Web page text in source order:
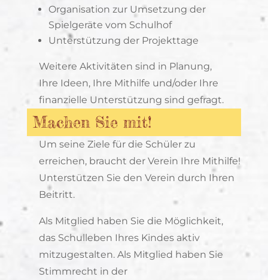
Organisation zur Umsetzung der
Spielgeräte vom Schulhof
Unterstützung der Projekttage
Weitere Aktivitäten sind in Planung,
Ihre Ideen, Ihre Mithilfe und/oder Ihre
finanzielle Unterstützung sind gefragt.
Machen Sie mit!
Um seine Ziele für die Schüler zu
erreichen, braucht der Verein Ihre Mithilfe!
Unterstützen Sie den Verein durch Ihren
Beitritt.
Als Mitglied haben Sie die Möglichkeit,
das Schulleben Ihres Kindes aktiv
mitzugestalten. Als Mitglied haben Sie
Stimmrecht in der